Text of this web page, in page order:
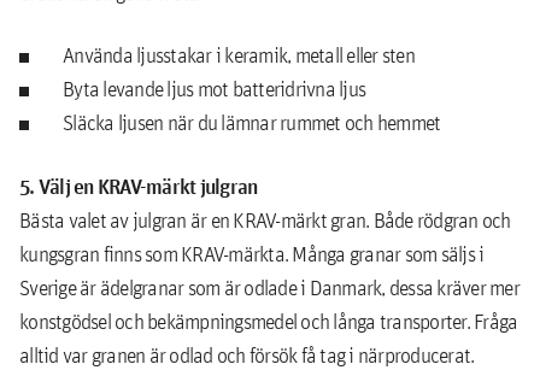
Använda ljusstakar i keramik, metall eller sten
Byta levande ljus mot batteridrivna ljus
Släcka ljusen när du lämnar rummet och hemmet
5. Välj en KRAV-märkt julgran
Bästa valet av julgran är en KRAV-märkt gran. Både rödgran och
kungsgran finns som KRAV-märkta. Många granar som säljs i
Sverige är ädelgranar som är odlade i Danmark, dessa kräver mer
konstgödsel och bekämpningsmedel och långa transporter. Fråga
alltid var granen är odlad och försök få tag i närproducerat.